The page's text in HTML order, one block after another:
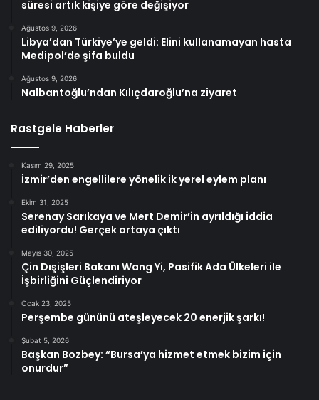
süresi artık kişiye göre değişiyor
Ağustos 9, 2026
Libya’dan Türkiye’ye geldi: Elini kullanamayan hasta
Medipol’de şifa buldu
Ağustos 9, 2026
Nalbantoğlu’ndan Kılıçdaroğlu’na ziyaret
Rastgele Haberler
Kasım 29, 2025
İzmir’den engellilere yönelik ik yerel eylem planı
Ekim 31, 2025
Serenay Sarıkaya ve Mert Demir’in ayrıldığı iddia
ediliyordu! Gerçek ortaya çıktı
Mayıs 30, 2025
Çin Dışişleri Bakanı Wang Yi, Pasifik Ada Ülkeleri ile
İşbirliğini Güçlendiriyor
Ocak 23, 2025
Perşembe gününü ateşleyecek 20 enerjik şarkı!
Şubat 5, 2026
Başkan Bozbey: “Bursa’ya hizmet etmek bizim için
onurdur”